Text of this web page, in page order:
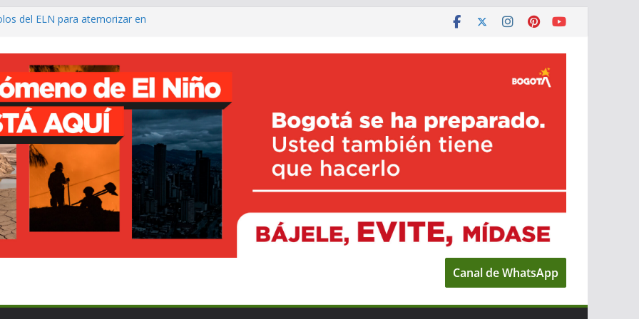
del ELN para atemorizar en
del Putumayo y de Colombia
Mojana con el nuevo Centro de
Majagual
contaminación de ríos por
Dagua
Canal de WhatsApp